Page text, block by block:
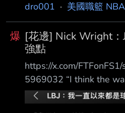
取代的 另外的年輕雙衛
歲 Harper才20歲 身高
是較大型的後衛 防守上
能較為勁爆 而Harper運
外線都有待加強 控場
好一些 說真的 以今年季
惜的 各位覺得Castle是
dro001 · 美國職籃 NBA
爆 [花邊] Nick Wright
強點
https://x.com/
5969032 “I think the
the best is for Jaylen
on their toughest